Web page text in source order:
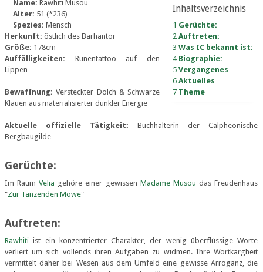
Inhaltsverzeichnis
1 Gerüchte:
2 Auftreten:
3 Was IC bekannt ist:
4 Biographie:
5 Vergangenes
6 Aktuelles
7 Theme
Name: Rawhiti Musou
Alter: 51 (*236)
Spezies: Mensch
Herkunft: östlich des Barhantor
Größe: 178cm
Auffälligkeiten: Runentattoo auf den
Lippen
Bewaffnung:Versteckter Dolch & Schwarze
Klauen aus materialisierter dunkler Energie
Aktuelle offizielle Tätigkeit: Buchhalterin der Calpheonische
Bergbaugilde
Gerüchte:
Im RaumVelia gehöre einer gewissen Madame Musou das Freudenhaus
"Zur Tanzenden Möwe"
Auftreten:
Rawhiti ist ein konzentrierter Charakter, der wenig überflüssige Worte
verliert um sich vollends ihren Aufgaben zu widmen. Ihre Wortkargheit
vermittelt daher bei Wesen aus dem Umfeld eine gewisse Arroganz, die